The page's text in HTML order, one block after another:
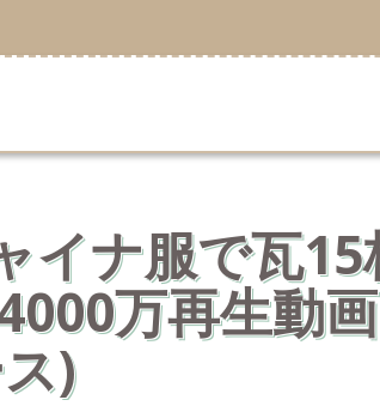
イナ服で瓦
万再生動
)